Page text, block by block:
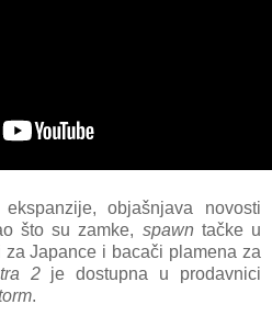
objašnjava novosti
što su zamke, spawn tačke u
Japance i bacači plamena za
2je dostupna u prodavnici
.